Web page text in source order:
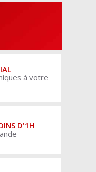
à votre
D'1H